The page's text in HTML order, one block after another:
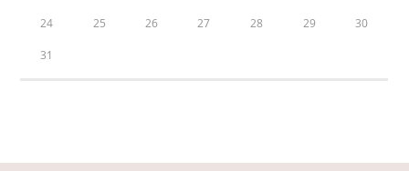
24 25 26 27 28 29 30
31